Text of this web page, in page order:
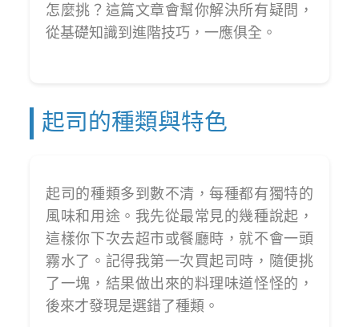
怎麼挑？這篇文章會幫你解決所有疑問，
從基礎知識到進階技巧，一應俱全。
起司的種類與特色
起司的種類多到數不清，每種都有獨特的
風味和用途。我先從最常見的幾種說起，
這樣你下次去超市或餐廳時，就不會一頭
霧水了。記得我第一次買起司時，隨便挑
了一塊，結果做出來的料理味道怪怪的，
後來才發現是選錯了種類。